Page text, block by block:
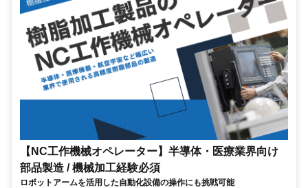
【NC工作機械オペレーター】半導体・医療業界向け
部品製造 / 機械加工経験必須
ロボットアームを活用した自動化設備の操作にも挑戦可能